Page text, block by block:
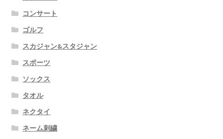
コンサート
ゴルフ
スカジャン&スタジャン
スポーツ
ソックス
タオル
ネクタイ
ネーム刺繍